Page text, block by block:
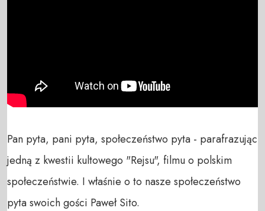
Pan pyta, pani pyta, społeczeństwo pyta - parafrazując
jedną z kwestii kultowego "Rejsu", filmu o polskim
społeczeństwie. I właśnie o to nasze społeczeństwo
pyta swoich gości Paweł Sito.